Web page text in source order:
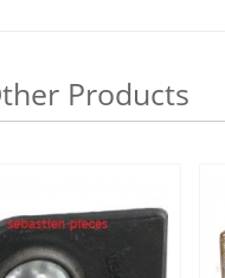
Products